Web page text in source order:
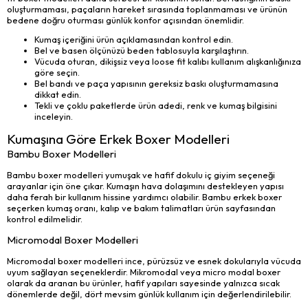
oluşturmaması, paçaların hareket sırasında toplanmaması ve ürünün
bedene doğru oturması günlük konfor açısından önemlidir.
Kumaş içeriğini ürün açıklamasından kontrol edin.
Bel ve basen ölçünüzü beden tablosuyla karşılaştırın.
Vücuda oturan, dikişsiz veya loose fit kalıbı kullanım alışkanlığınıza
göre seçin.
Bel bandı ve paça yapısının gereksiz baskı oluşturmamasına
dikkat edin.
Tekli ve çoklu paketlerde ürün adedi, renk ve kumaş bilgisini
inceleyin.
Kumaşına Göre Erkek Boxer Modelleri
Bambu Boxer Modelleri
Bambu boxer modelleri yumuşak ve hafif dokulu iç giyim seçeneği
arayanlar için öne çıkar. Kumaşın hava dolaşımını destekleyen yapısı
daha ferah bir kullanım hissine yardımcı olabilir. Bambu erkek boxer
seçerken kumaş oranı, kalıp ve bakım talimatları ürün sayfasından
kontrol edilmelidir.
Micromodal Boxer Modelleri
Micromodal boxer modelleri ince, pürüzsüz ve esnek dokularıyla vücuda
uyum sağlayan seçeneklerdir. Mikromodal veya micro modal boxer
olarak da aranan bu ürünler, hafif yapıları sayesinde yalnızca sıcak
dönemlerde değil, dört mevsim günlük kullanım için değerlendirilebilir.